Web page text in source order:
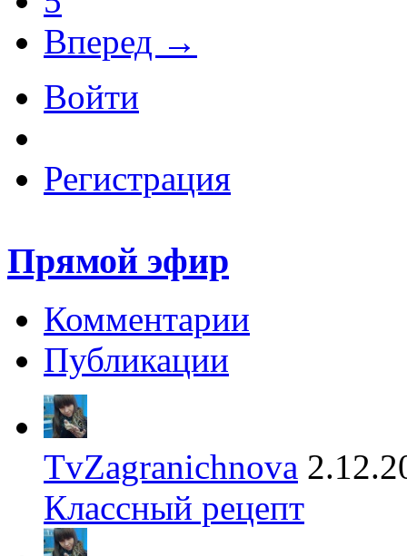
Вперед →
Войти
Регистрация
Прямой эфир
Комментарии
Публикации
TvZagranichnova
Классный рецепт